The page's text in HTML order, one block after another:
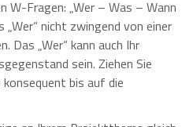
Fragen: „Wer – Was – Wann
„Wer“ nicht zwingend von einer
Das „Wer“ kann auch Ihr
sein. Ziehen Sie
bis auf die